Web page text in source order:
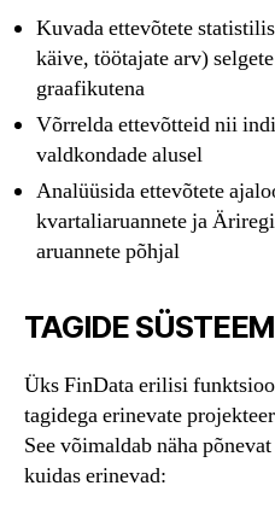
Kuvada ettevõtete
käive, töötajate arv)
graafikutena
Võrrelda ettevõtteid nii
valdkondade alusel
Analüüsida ettevõtete
kvartaliaruannete ja
aruannete põhjal
TAGIDE SÜSTEEM
Üks FinData erilisi
tagidega erinevate
See võimaldab näha
kuidas erinevad: